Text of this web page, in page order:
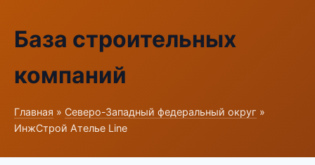
База строительных
компаний
Главная » Северо-Западный федеральный округ »
ИнжСтрой Ателье Line